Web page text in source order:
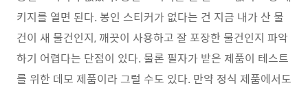
키지를 열면 된다. 봉인 스티커가 없다는 건 지금 내가 산 물
건이 새 물건인지, 깨끗이 사용하고 잘 포장한 물건인지 파악
하기 어렵다는 단점이 있다. 물론 필자가 받은 제품이 테스트
를 위한 데모 제품이라 그럴 수도 있다. 만약 정식 제품에서도